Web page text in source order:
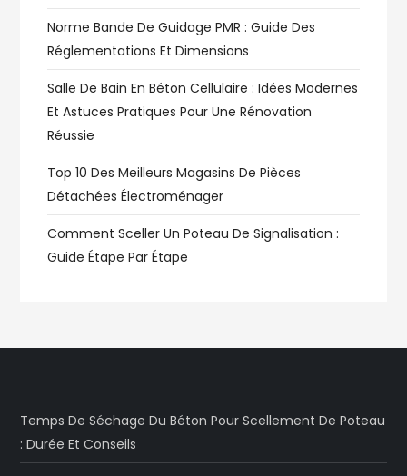
Norme Bande De Guidage PMR : Guide Des
Réglementations Et Dimensions
Salle De Bain En Béton Cellulaire : Idées Modernes
Et Astuces Pratiques Pour Une Rénovation
Réussie
Top 10 Des Meilleurs Magasins De Pièces
Détachées Électroménager
Comment Sceller Un Poteau De Signalisation :
Guide Étape Par Étape
Temps De Séchage Du Béton Pour Scellement De Poteau
: Durée Et Conseils